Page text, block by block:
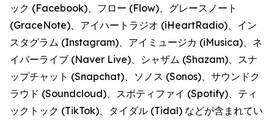
ック (Facebook)、フロー (Flow)、グレースノート
(GraceNote)、アイハートラジオ (iHeartRadio)、イン
スタグラム (Instagram)、アイミュージカ (iMusica)、ネ
イバーライブ (Naver Live)、シャザム (Shazam)、スナ
ップチャット (Snapchat)、ソノス (Sonos)、サウンドク
ラウド (Soundcloud)、スポティファイ (Spotify)、ティ
ックトック (TikTok)、タイダル (Tidal) などが含まれてい